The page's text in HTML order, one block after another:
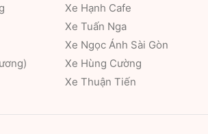
Xe Hạnh Cafe
Xe Tuấn Nga
Xe Ngọc Ánh Sài Gòn
Xe Hùng Cường
Xe Thuận Tiến